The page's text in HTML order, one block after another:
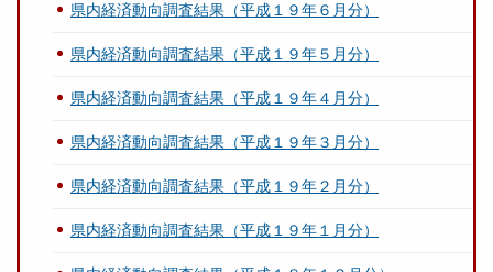
県内経済動向調査結果（平成１９年６月分）
県内経済動向調査結果（平成１９年５月分）
県内経済動向調査結果（平成１９年４月分）
県内経済動向調査結果（平成１９年３月分）
県内経済動向調査結果（平成１９年２月分）
県内経済動向調査結果（平成１９年１月分）